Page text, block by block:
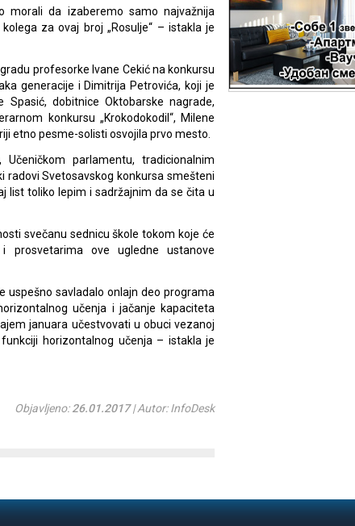
da izaberemo samo najvažnija
za ovaj broj „Rosulje“ – istakla je
profesorke Ivane Cekić na konkursu
generacije i Dimitrija Petrovića, koji je
dobitnice Oktobarske nagrade,
konkursu „Krokodokodil“, Milene
etno pesme-solisti osvojila prvo mesto.
parlamentu, tradicionalnim
radovi Svetosavskog konkursa smešteni
list toliko lepim i sadržajnim da se čita u
svečanu sednicu škole tokom koje će
prosvetarima ove ugledne ustanove
uspešno savladalo onlajn deo programa
učenja i jačanje kapaciteta
januara učestvovati u obuci vezanoj
horizontalnog učenja – istakla je
Objavljeno:26.01.2017| Autor: InfoDesk